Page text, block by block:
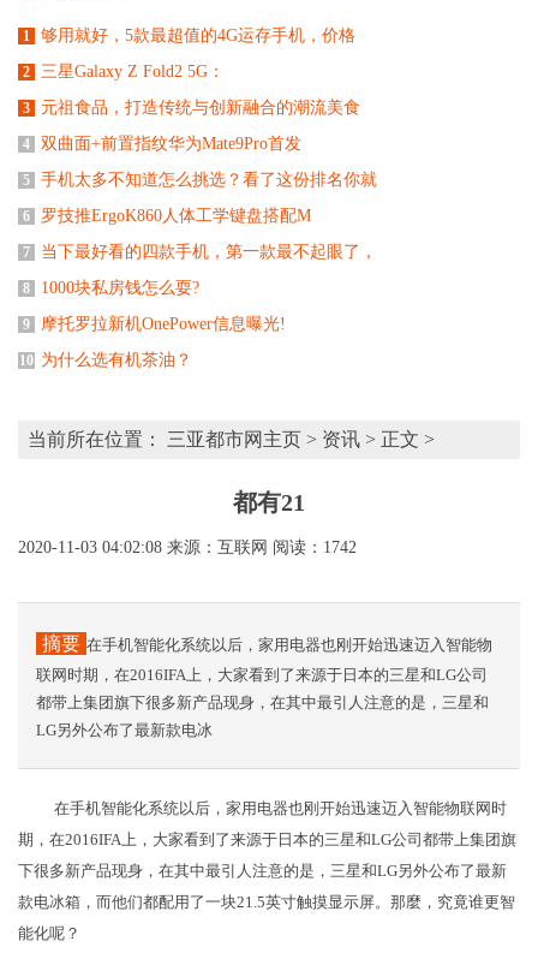
1 够用就好，5款最超值的4G运存手机，价格
2 三星Galaxy Z Fold2 5G：
3 元祖食品，打造传统与创新融合的潮流美食
4 双曲面+前置指纹华为Mate9Pro首发
5 手机太多不知道怎么挑选？看了这份排名你就
6 罗技推ErgoK860人体工学键盘搭配M
7 当下最好看的四款手机，第一款最不起眼了，
8 1000块私房钱怎么耍?
9 摩托罗拉新机OnePower信息曝光!
10 为什么选有机茶油？
当前所在位置： 三亚都市网主页 > 资讯 > 正文 >
都有21
2020-11-03 04:02:08 来源：互联网 阅读：1742
摘要 在手机智能化系统以后，家用电器也刚开始迅速迈入智能物
联网时期，在2016IFA上，大家看到了来源于日本的三星和LG公司
都带上集团旗下很多新产品现身，在其中最引人注意的是，三星和
LG另外公布了最新款电冰
在手机智能化系统以后，家用电器也刚开始迅速迈入智能物联网时
期，在2016IFA上，大家看到了来源于日本的三星和LG公司都带上集团旗
下很多新产品现身，在其中最引人注意的是，三星和LG另外公布了最新
款电冰箱，而他们都配用了一块21.5英寸触摸显示屏。那麼，究竟谁更智
能化呢？